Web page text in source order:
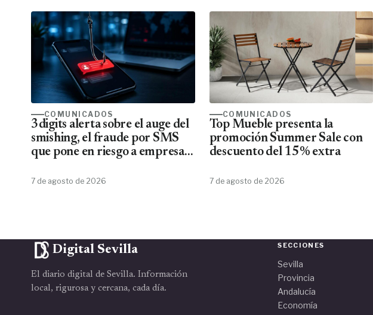
COMUNICADOS
3digits alerta sobre el auge del
smishing, el fraude por SMS
que pone en riesgo a empresas
7 de agosto de 2026
COMUNICADOS
Top Mueble presenta la
promoción Summer Sale con
descuento del 15% extra
7 de agosto de 2026
Digital Sevilla
El diario digital de Sevilla. Información
local, rigurosa y cercana, cada día.
SECCIONES
Sevilla
Provincia
Andalucía
Economía